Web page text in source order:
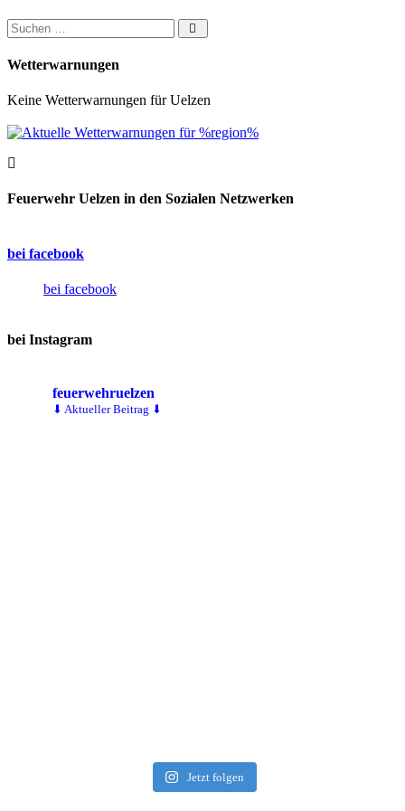
Suchen nach:
Wetterwarnungen
Keine Wetterwarnungen für Uelzen
Feuerwehr Uelzen in den Sozialen Netzwerken
bei facebook
bei facebook
bei Instagram
feuerwehruelzen
⬇ Aktueller Beitrag ⬇
Jetzt folgen